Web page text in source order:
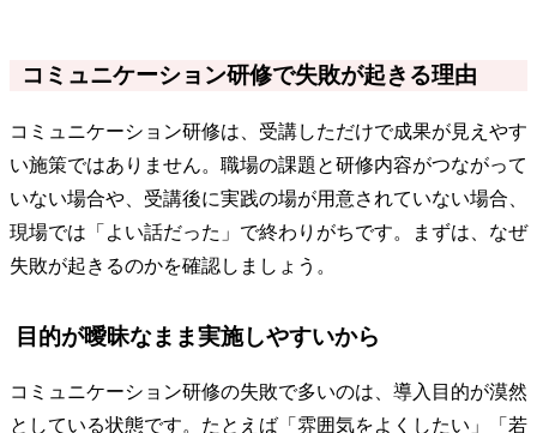
コミュニケーション研修で失敗が起きる理由
コミュニケーション研修は、受講しただけで成果が見えやす
い施策ではありません。職場の課題と研修内容がつながって
いない場合や、受講後に実践の場が用意されていない場合、
現場では「よい話だった」で終わりがちです。まずは、なぜ
失敗が起きるのかを確認しましょう。
目的が曖昧なまま実施しやすいから
コミュニケーション研修の失敗で多いのは、導入目的が漠然
としている状態です。たとえば「雰囲気をよくしたい」「若